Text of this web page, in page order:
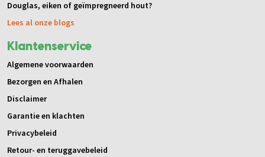
Douglas, eiken of geïmpregneerd hout?
Lees al onze blogs
Klantenservice
Algemene voorwaarden
Bezorgen en Afhalen
Disclaimer
Garantie en klachten
Privacybeleid
Retour- en teruggavebeleid